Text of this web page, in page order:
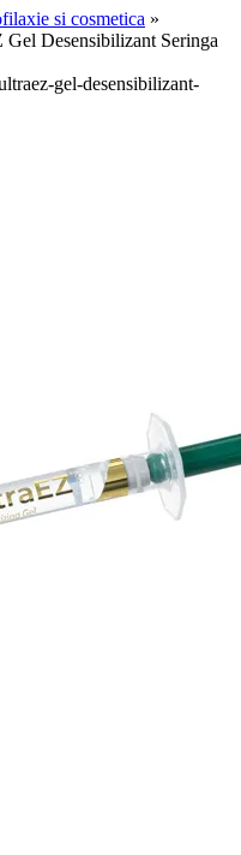
si cosmetica »
Gel Desensibilizant Seringa
gel-desensibilizant-